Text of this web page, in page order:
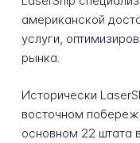
американской
услуги,
рынка.
Исторически
восточном
основном 22 штата